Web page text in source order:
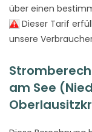
über einen
Dieser Tarif
unsere
am See